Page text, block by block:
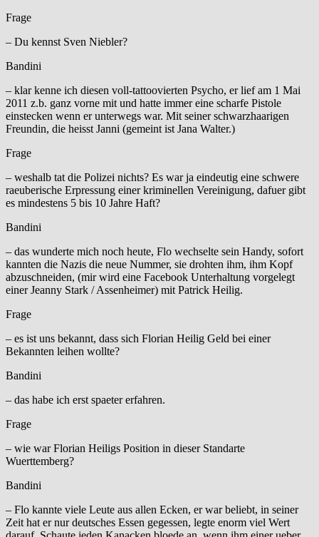
Frage
– Du kennst Sven Niebler?
Bandini
– klar kenne ich diesen voll-tattoovierten Psycho, er lief am 1 Mai
2011 z.b. ganz vorne mit und hatte immer eine scharfe Pistole
einstecken wenn er unterwegs war. Mit seiner schwarzhaarigen
Freundin, die heisst Janni (gemeint ist Jana Walter.)
Frage
– weshalb tat die Polizei nichts? Es war ja eindeutig eine schwere
raeuberische Erpressung einer kriminellen Vereinigung, dafuer gibt
es mindestens 5 bis 10 Jahre Haft?
Bandini
– das wunderte mich noch heute, Flo wechselte sein Handy, sofort
kannten die Nazis die neue Nummer, sie drohten ihm, ihm Kopf
abzuschneiden, (mir wird eine Facebook Unterhaltung vorgelegt
einer Jeanny Stark / Assenheimer) mit Patrick Heilig.
Frage
– es ist uns bekannt, dass sich Florian Heilig Geld bei einer
Bekannten leihen wollte?
Bandini
– das habe ich erst spaeter erfahren.
Frage
– wie war Florian Heiligs Position in dieser Standarte
Wuerttemberg?
Bandini
– Flo kannte viele Leute aus allen Ecken, er war beliebt, in seiner
Zeit hat er nur deutsches Essen gegessen, legte enorm viel Wert